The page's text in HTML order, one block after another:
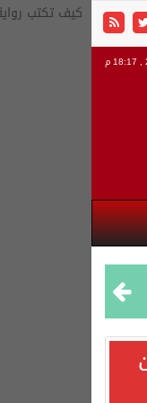
كيف تكتب